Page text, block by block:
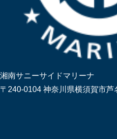
湘南サニーサイドマリーナ
〒240-0104 神奈川県横須賀市芦